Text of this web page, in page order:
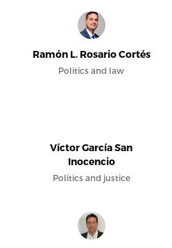
Ramón L. Rosario Cortés
Politics and law
Víctor García San
Inocencio
Politics and justice